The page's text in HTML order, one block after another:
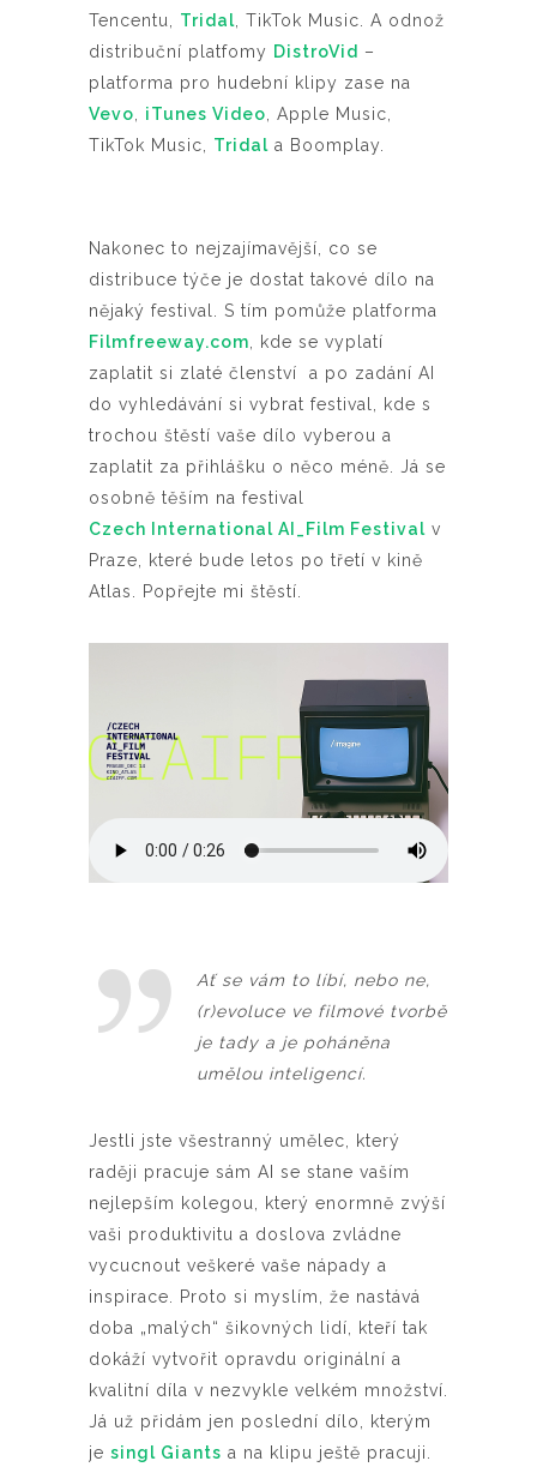
Tencentu, Tridal , TikTok Music. A odnož
distribuční platfomy DistroVid –
platforma pro hudební klipy zase na
Vevo
iTunes Video , Apple Music,
TikTok Music, Tridal a Boomplay.
Nakonec to nejzajímavější, co se
distribuce týče je dostat takové dílo na
nějaký festival. S tím pomůže platforma
Filmfreeway.com , kde se vyplatí
zaplatit si zlaté členství a po zadání AI
do vyhledávání si vybrat festival, kde s
trochou štěstí vaše dílo vyberou a
zaplatit za přihlášku o něco méně. Já se
osobně těším na festival
Czech International AI_Film Festival v
Praze, které bude letos po třetí v kině
Atlas. Popřejte mi štěstí.
Ať se vám to líbí, nebo ne,
(r)evoluce ve filmové tvorbě
je tady a je poháněna
umělou inteligencí.
Jestli jste všestranný umělec, který
raději pracuje sám AI se stane vaším
nejlepším kolegou, který enormně zvýší
vaši produktivitu a doslova zvládne
vycucnout veškeré vaše nápady a
inspirace. Proto si myslím, že nastává
doba „malých“ šikovných lidí, kteří tak
dokáží vytvořit opravdu originální a
kvalitní díla v nezvykle velkém množství.
Já už přidám jen poslední dílo, kterým
je singl Giants a na klipu ještě pracuji.